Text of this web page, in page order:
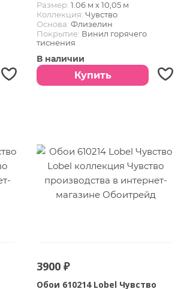
Размер: 1.06 м х 10,05 м
Коллекция: Чувство
Основа: Флизелин
Покрытие: Винил горячего
тиснения
В наличии
Купить
3900 ₽
Обои 610214 Lobel Чувство